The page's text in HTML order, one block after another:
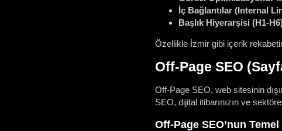
İç Bağlantılar (Internal
Başlık Hiyerarşisi (H1-
Özellikle İzmir gibi içerik
Off-Page SEO
Off-Page SEO, web sitesinin
SEO, dijital itibarınızın ve
Off-Page SEO’nun